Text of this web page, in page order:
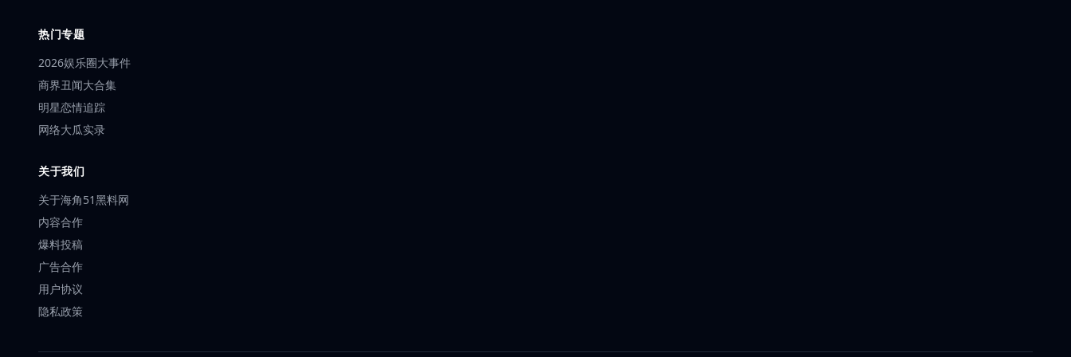
热门专题
2026娱乐圈大事件
商界丑闻大合集
明星恋情追踪
网络大瓜实录
关于我们
关于海角51黑料网
内容合作
爆料投稿
广告合作
用户协议
隐私政策